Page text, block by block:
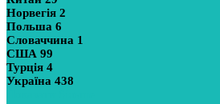
Норвегія 2
Польша 6
Словаччина 1
США 99
Турція 4
Україна 438